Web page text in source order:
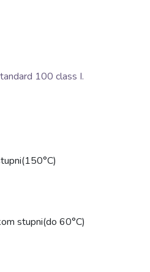
100 class I.
stupni(do 60°C)